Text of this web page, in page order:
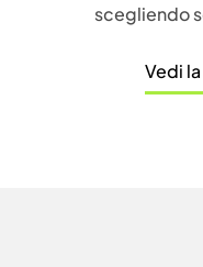
scegliendo
Vedi